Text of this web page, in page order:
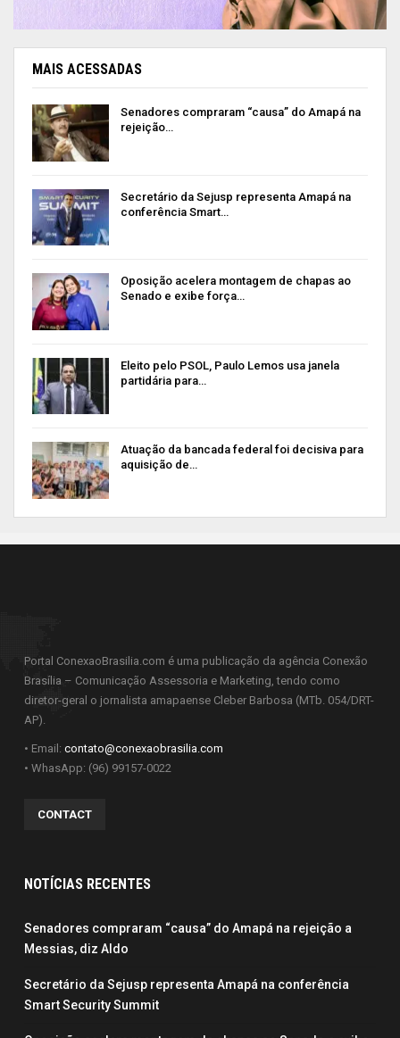
MAIS ACESSADAS
Senadores compraram “causa” do Amapá na
rejeição…
Secretário da Sejusp representa Amapá na
conferência Smart…
Oposição acelera montagem de chapas ao
Senado e exibe força…
Eleito pelo PSOL, Paulo Lemos usa janela
partidária para…
Atuação da bancada federal foi decisiva para
aquisição de…
Portal ConexaoBrasilia.com é uma publicação da agência Conexão
Brasília – Comunicação Assessoria e Marketing, tendo como
diretor-geral o jornalista amapaense Cleber Barbosa (MTb. 054/DRT-
AP).
• Email: contato@conexaobrasilia.com
• WhasApp: (96) 99157-0022
CONTACT
NOTÍCIAS RECENTES
Senadores compraram “causa” do Amapá na rejeição a
Messias, diz Aldo
Secretário da Sejusp representa Amapá na conferência
Smart Security Summit